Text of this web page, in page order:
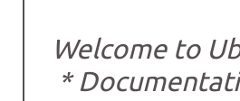
Welcome to
*